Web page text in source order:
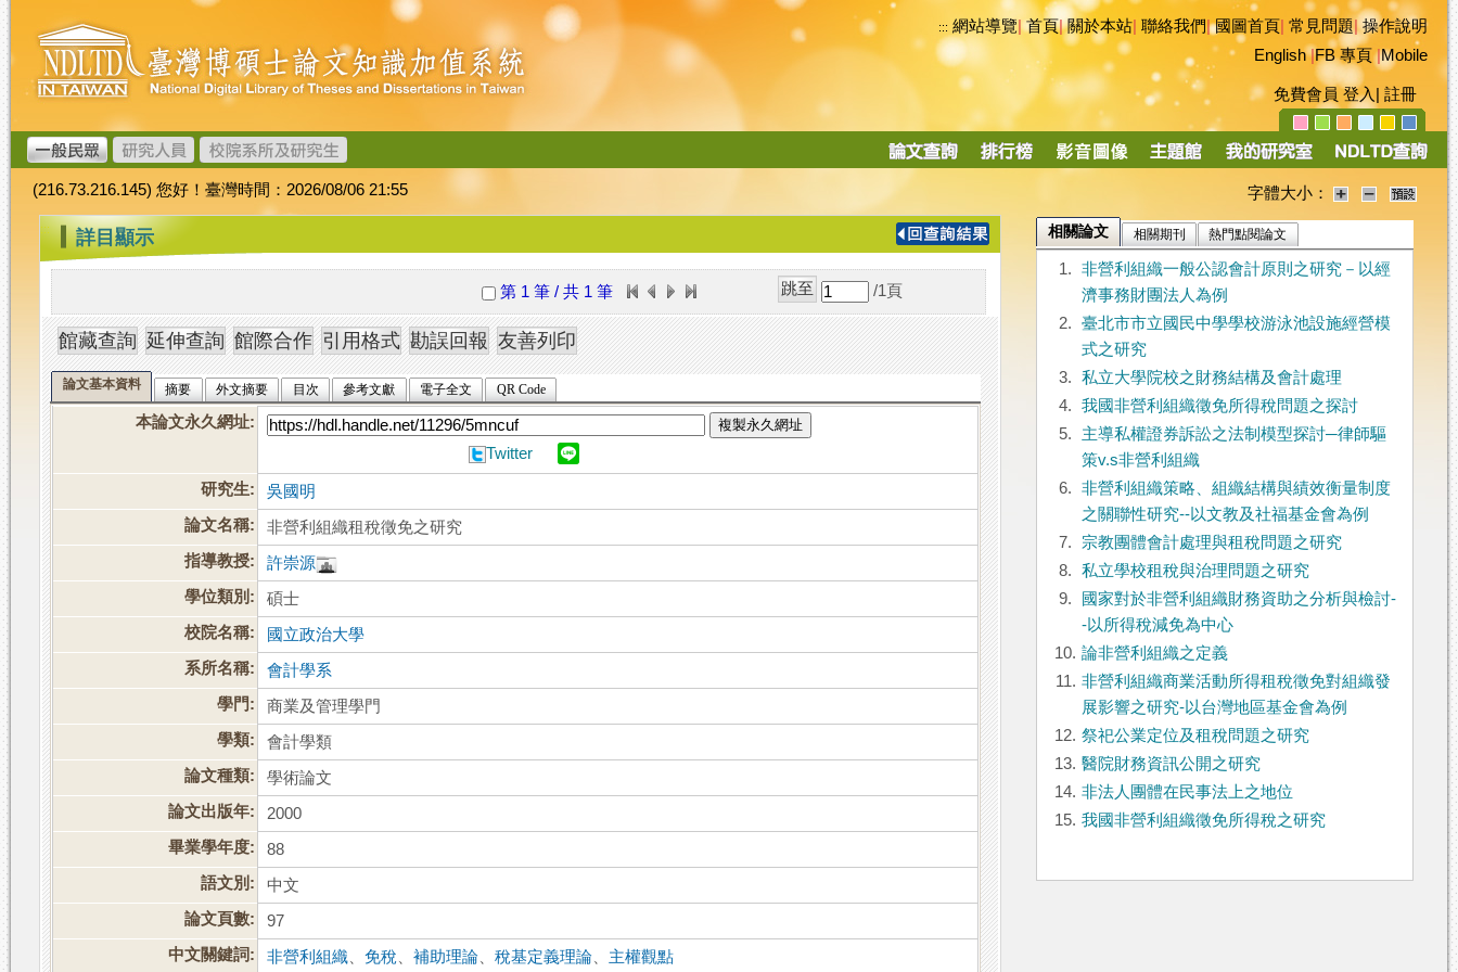
跳
到
主
要
內
容
臺
灣
博
碩
士
論
文
加
值
系
統
::: 網站導覽|首頁|關於本站 聯絡我們|國圖首頁 常見問題|操作說明
English|FB 專頁|Mobile
免費會員 登入 註冊
導
(216.73.216.145) 您好！臺灣時間：2026/08/06 21:55 字體大小：
::: 詳目顯示
第 1 筆 / 共 1 筆 /1 頁
論文基本資料 摘要 外文摘要 目次 參考文獻 電子全文 QR Code
本論文永久網址: 複製永久網址
Twitter
研究生:
吳國明
論文名稱:
非營利組織租稅徵免之研究
指導教授:
許崇源
學位類別:
碩士
校院名稱:
國立政治大學
系所名稱:
會計學系
學門:
商業及管理學門
學類:
會計學類
論文種類:
學術論文
論文出版年:
2000
畢業學年度:
88
語文別:
中文
論文頁數:
97
中文關鍵詞:
非營利組織 、免稅 、補助理論 、稅基定義理論 主權觀點
相關論文 相關期刊 熱門點閱論文
1.
非營利組織一般公認會計原則之研究－以經
濟事務財團法人為例
2.
臺北市市立國民中學學校游泳池設施經營模
式之研究
3.
私立大學院校之財務結構及會計處理
4.
我國非營利組織徵免所得稅問題之探討
5.
主導私權證券訴訟之法制模型探討─律師驅
策v.s非營利組織
6.
非營利組織策略、組織結構與績效衡量制度
之關聯性研究--以文教及社福基金會為例
7.
宗教團體會計處理與租稅問題之研究
8.
私立學校租稅與治理問題之研究
9.
國家對於非營利組織財務資助之分析與檢討-
-以所得稅減免為中心
10. 論非營利組織之定義
11. 非營利組織商業活動所得租稅徵免對組織發
展影響之研究-以台灣地區基金會為例
12. 祭祀公業定位及租稅問題之研究
13. 醫院財務資訊公開之研究
14. 非法人團體在民事法上之地位
15. 我國非營利組織徵免所得稅之研究